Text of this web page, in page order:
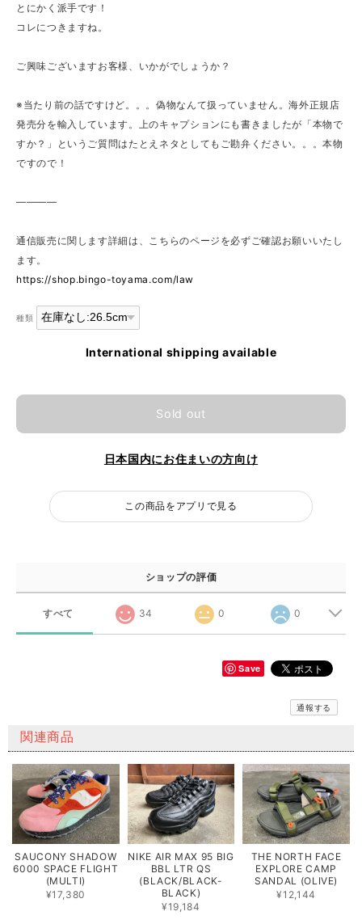
とにかく派手です！
コレにつきますね。
ご興味ございますお客様、いかがでしょうか？
※当たり前の話ですけど。。。偽物なんて扱っていません。海外正規店
発売分を輸入しています。上のキャプションにも書きましたが「本物で
すか？」というご質問はたとえネタとしてもご勘弁ください。。。本物
ですので！
————
通信販売に関します詳細は、こちらのページを必ずご確認お願いいたし
ます。
https://shop.bingo-toyama.com/law
種類
International shipping available
Sold out
日本国内にお住まいの方向け
この商品をアプリで見る
ショップの評価
すべて 34 0 0
Save
通報する
関連商品
SAUCONY SHADOW
6000 SPACE FLIGHT
(MULTI)
¥17,380
NIKE AIR MAX 95 BIG
BBL LTR QS
(BLACK/BLACK-
BLACK)
¥19,184
THE NORTH FACE
EXPLORE CAMP
SANDAL (OLIVE)
¥12,144